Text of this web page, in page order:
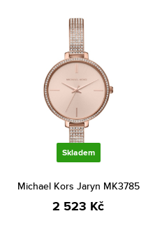
Skladem
Michael Kors Jaryn MK3785
2 523 Kč